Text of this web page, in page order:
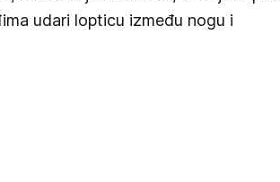
udari lopticu između nogu i